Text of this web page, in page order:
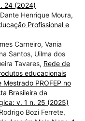
24 (2024)
Henrique Moura,
Profissional e
Carneiro, Vania
Santos, Uilma dos
Tavares, Rede de
educacionais
PROFEP no
Brasileira da
v. 1 n. 25 (2025)
Bozi Ferrete,